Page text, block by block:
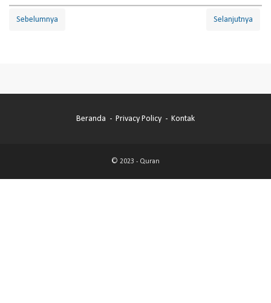
Sebelumnya Selanjutnya
Beranda Privacy Policy Kontak
© 2023 - Quran